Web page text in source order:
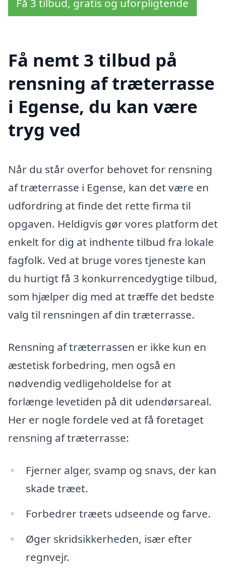
Få 3 tilbud, gratis og uforpligtende
Få nemt 3 tilbud på
rensning af træterrasse
i Egense, du kan være
tryg ved
Når du står overfor behovet for rensning
af træterrasse i Egense, kan det være en
udfordring at finde det rette firma til
opgaven. Heldigvis gør vores platform det
enkelt for dig at indhente tilbud fra lokale
fagfolk. Ved at bruge vores tjeneste kan
du hurtigt få 3 konkurrencedygtige tilbud,
som hjælper dig med at træffe det bedste
valg til rensningen af din træterrasse.
Rensning af træterrassen er ikke kun en
æstetisk forbedring, men også en
nødvendig vedligeholdelse for at
forlænge levetiden på dit udendørsareal.
Her er nogle fordele ved at få foretaget
rensning af træterrasse:
Fjerner alger, svamp og snavs, der kan
skade træet.
Forbedrer træets udseende og farve.
Øger skridsikkerheden, især efter
regnvejr.